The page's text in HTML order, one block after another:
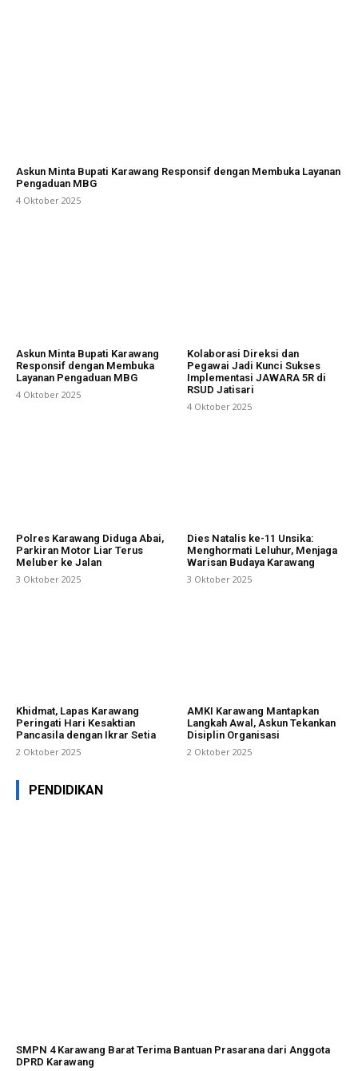
Askun Minta Bupati Karawang Responsif dengan Membuka Layanan
Pengaduan MBG
4 Oktober 2025
Askun Minta Bupati Karawang
Responsif dengan Membuka
Layanan Pengaduan MBG
4 Oktober 2025
Kolaborasi Direksi dan
Pegawai Jadi Kunci Sukses
Implementasi JAWARA 5R di
RSUD Jatisari
4 Oktober 2025
Polres Karawang Diduga Abai,
Parkiran Motor Liar Terus
Meluber ke Jalan
3 Oktober 2025
Dies Natalis ke-11 Unsika:
Menghormati Leluhur, Menjaga
Warisan Budaya Karawang
3 Oktober 2025
Khidmat, Lapas Karawang
Peringati Hari Kesaktian
Pancasila dengan Ikrar Setia
2 Oktober 2025
AMKI Karawang Mantapkan
Langkah Awal, Askun Tekankan
Disiplin Organisasi
2 Oktober 2025
PENDIDIKAN
SMPN 4 Karawang Barat Terima Bantuan Prasarana dari Anggota
DPRD Karawang